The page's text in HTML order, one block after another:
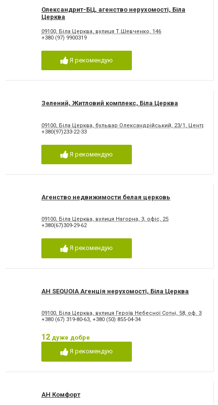
Олександрит-БЦ, агенство нерухомості, Біла
Церква
09100, Біла Церква, вулиця Т.Шевченко, 146
+380 (97) 9900319
Я рекомендую
Зелений, Житловий комплекс, Біла Церква
09100, Біла Церква, бульвар Олександрійський, 23/1, Центр
+380(97)233-22-33
Я рекомендую
Агенство недвижимости белая церковь
09100, Біла Церква, вулиця Нагорна, 3, офіс, 25
+380(67)309-29-62
Я рекомендую
АН SEQUOIA Агенція нерухомості, Біла Церква
09100, Біла Церква, вулиця Героїв Небесної Cотні, 58, оф. 3
+380 (67) 319-80-63, +380 (50) 855-04-34
12 дуже добре
Я рекомендую
АН Комфорт